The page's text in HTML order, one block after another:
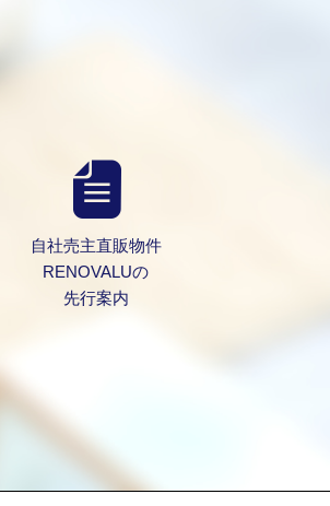
自社売主直販物件
RENOVALUの
先行案内